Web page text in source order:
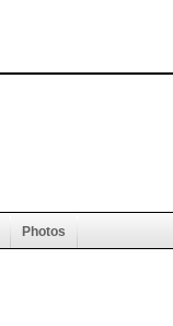
Photos